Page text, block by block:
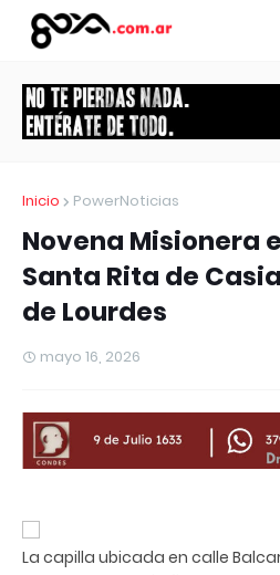
Inicio PowerNoticias
Novena Misionera
Santa Rita de
de Lourdes
mayo 16, 2026
La capilla ubicada en calle